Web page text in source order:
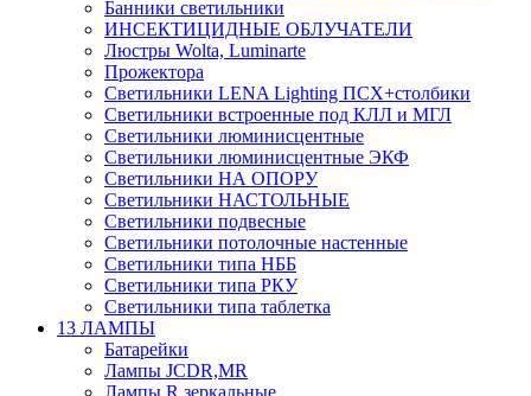
Банники светильники
ИНСЕКТИЦИДНЫЕ ОБЛУЧАТЕЛИ
Люстры Wolta, Luminarte
Прожектора
Светильники LENA Lighting ПСХ+столбики
Светильники встроенные под КЛЛ и МГЛ
Светильники люминисцентные
Светильники люминисцентные ЭКФ
Светильники НА ОПОРУ
Светильники НАСТОЛЬНЫЕ
Светильники подвесные
Светильники потолочные настенные
Светильники типа НББ
Светильники типа РКУ
Светильники типа таблетка
13 ЛАМПЫ
Батарейки
Лампы JCDR,MR
Лампы R зеркальные